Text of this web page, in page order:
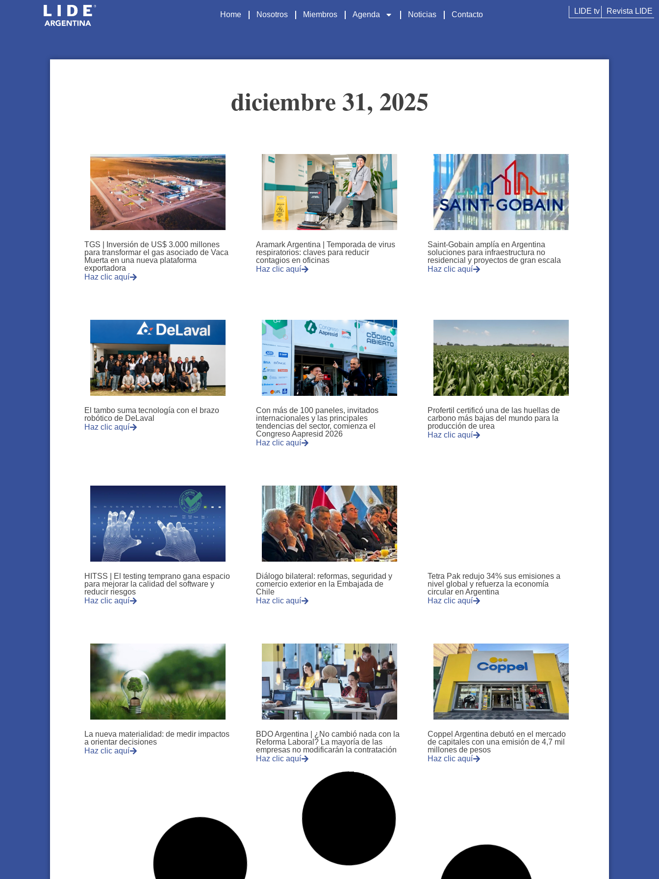
Home Nosotros Miembros Agenda Noticias Contacto LIDE tv Revista LIDE
diciembre 31, 2025
TGS | Inversión de US$ 3.000 millones
para transformar el gas asociado de Vaca
Muerta en una nueva plataforma
exportadora
Haz clic aquí
Aramark Argentina | Temporada de virus
respiratorios: claves para reducir
contagios en oficinas
Haz clic aquí
Saint-Gobain amplía en Argentina
soluciones para infraestructura no
residencial y proyectos de gran escala
Haz clic aquí
El tambo suma tecnología con el brazo
robótico de DeLaval
Haz clic aquí
Con más de 100 paneles, invitados
internacionales y las principales
tendencias del sector, comienza el
Congreso Aapresid 2026
Haz clic aquí
Profertil certificó una de las huellas de
carbono más bajas del mundo para la
producción de urea
Haz clic aquí
HITSS | El testing temprano gana espacio
para mejorar la calidad del software y
reducir riesgos
Haz clic aquí
Diálogo bilateral: reformas, seguridad y
comercio exterior en la Embajada de
Chile
Haz clic aquí
Tetra Pak redujo 34% sus emisiones a
nivel global y refuerza la economía
circular en Argentina
Haz clic aquí
La nueva materialidad: de medir impactos
a orientar decisiones
Haz clic aquí
BDO Argentina | ¿No cambió nada con la
Reforma Laboral? La mayoría de las
empresas no modificarán la contratación
Haz clic aquí
Coppel Argentina debutó en el mercado
de capitales con una emisión de 4,7 mil
millones de pesos
Haz clic aquí